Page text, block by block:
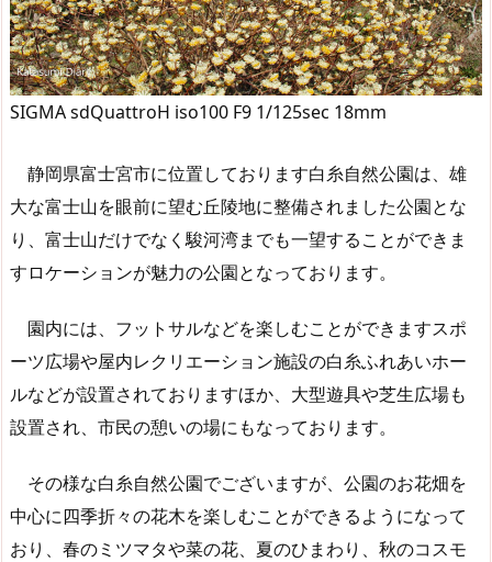
SIGMA sdQuattroH iso100 F9 1/125sec 18mm
静岡県富士宮市に位置しております白糸自然公園は、雄
大な富士山を眼前に望む丘陵地に整備されました公園とな
り、富士山だけでなく駿河湾までも一望することができま
すロケーションが魅力の公園となっております。
園内には、フットサルなどを楽しむことができますスポ
ーツ広場や屋内レクリエーション施設の白糸ふれあいホー
ルなどが設置されておりますほか、大型遊具や芝生広場も
設置され、市民の憩いの場にもなっております。
その様な白糸自然公園でございますが、公園のお花畑を
中心に四季折々の花木を楽しむことができるようになって
おり、春のミツマタや菜の花、夏のひまわり、秋のコスモ